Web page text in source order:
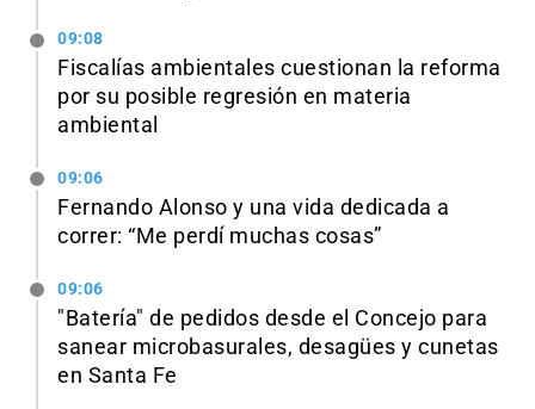
09:08
Fiscalías ambientales cuestionan la reforma
por su posible regresión en materia
ambiental
09:06
Fernando Alonso y una vida dedicada a
correr: “Me perdí muchas cosas”
09:06
"Batería" de pedidos desde el Concejo para
sanear microbasurales, desagües y cunetas
en Santa Fe